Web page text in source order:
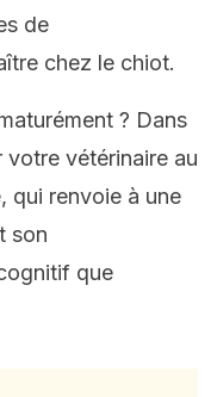
de
chez le chiot.
? Dans
vétérinaire au
qui renvoie à une
son
que